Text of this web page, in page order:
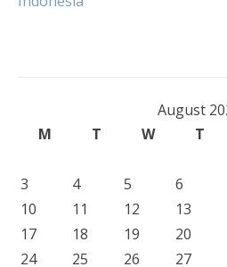
navigation
August
M
T W T
3
4 5 6
10
11 12 13
17
18 19 20
24
25 26 27